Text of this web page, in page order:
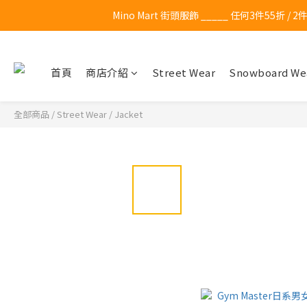
Mino Mart 街頭服飾 _____ 任何3件55折 /
首頁 商店介紹 Street Wear Snowboard
全部商品 /Street Wear / Jacket